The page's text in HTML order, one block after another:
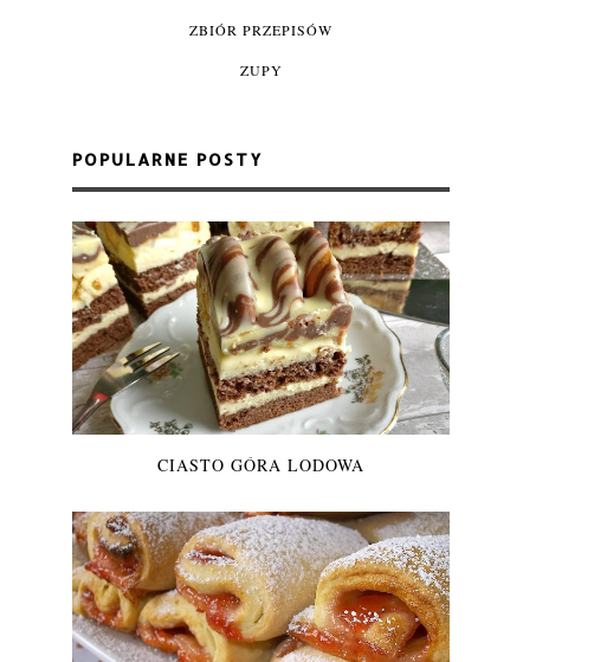
ZBIÓR PRZEPISÓW
ZUPY
POPULARNE POSTY
CIASTO GÓRA LODOWA